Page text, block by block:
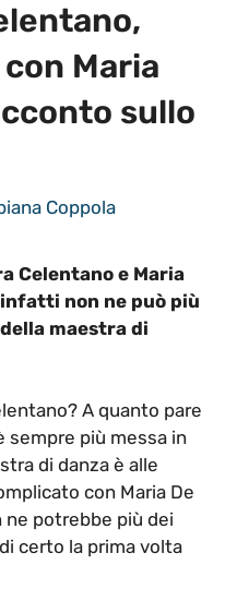
Maria
sullo
Coppola
Celentano e Maria
non ne può più
maestra di
A quanto pare
sempre più messa in
di danza è alle
con Maria De
potrebbe più dei
certo la prima volta